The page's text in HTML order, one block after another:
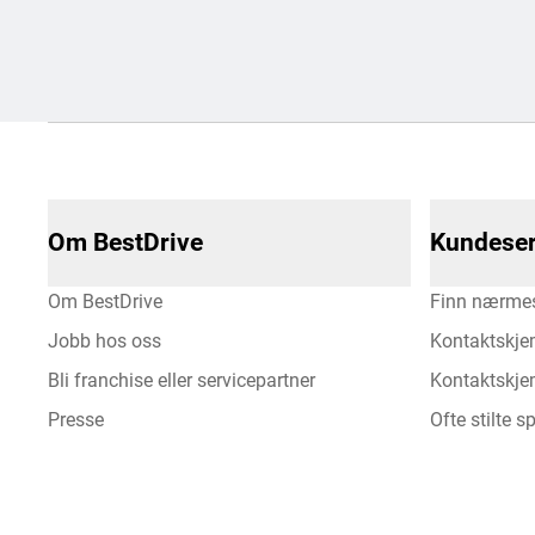
Om BestDrive
Om BestDrive
Jobb hos oss
Bli franchise eller servicepartner
Presse
Finn
Ofte stilte